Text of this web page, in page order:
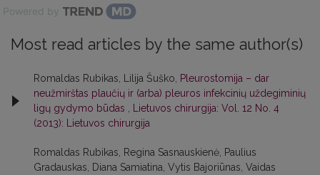
Powered by
Most read articles by the same author(s)
Romaldas Rubikas, Lilija Šuško,
Pleurostomija – dar
neužmirštas plaučių ir (arba) pleuros infekcinių uždegiminių
ligų gydymo būdas
Lietuvos chirurgija: Vol. 12 No. 4
(2013): Lietuvos chirurgija
Romaldas Rubikas, Regina Sasnauskienė, Paulius
Gradauskas, Diana Samiatina, Vytis Bajoriūnas, Vaidas